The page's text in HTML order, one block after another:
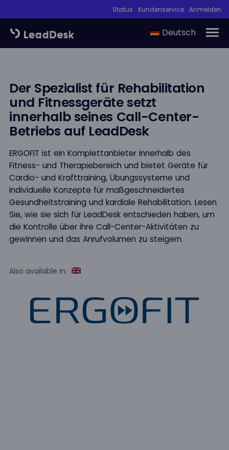
Status Kundenservice Anmelden
Deutsch
Der Spezialist für Rehabilitation
und Fitnessgeräte setzt
innerhalb seines Call-Center-
Betriebs auf LeadDesk
ERGOFIT ist ein Komplettanbieter innerhalb des
Fitness- und Therapiebereich und bietet Geräte für
Cardio- und Krafttraining, Übungssysteme und
individuelle Konzepte für maßgeschneidertes
Gesundheitstraining und kardiale Rehabilitation. Lesen
Sie, wie sie sich für LeadDesk entschieden haben, um
die Kontrolle über ihre Call-Center-Aktivitäten zu
gewinnen und das Anrufvolumen zu steigern.
Also available in: